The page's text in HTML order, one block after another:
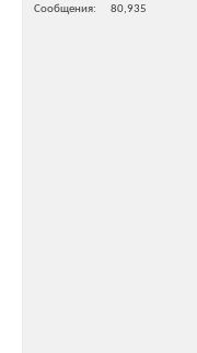
Сообщения
80,935